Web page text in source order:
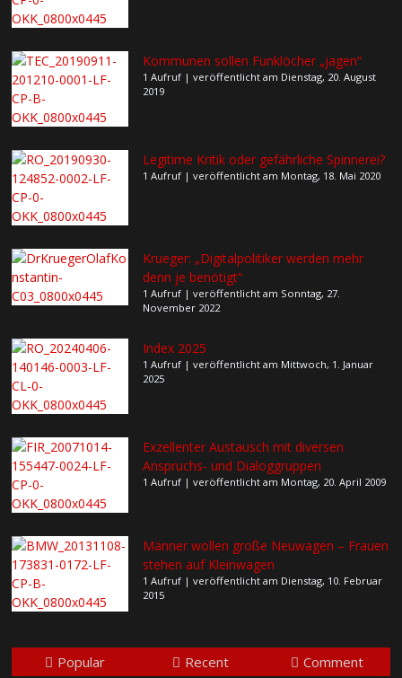
Kommunen sollen Funklöcher „jagen“
1 Aufruf |veröffentlicht am Dienstag, 20. August
2019
Legitime Kritik oder gefährliche Spinnerei?
1 Aufruf |veröffentlicht am Montag, 18. Mai 2020
Krueger: „Digitalpolitiker werden mehr
denn je benötigt“
1 Aufruf |veröffentlicht am Sonntag, 27.
November 2022
Index 2025
1 Aufruf |veröffentlicht am Mittwoch, 1. Januar
2025
Exzellenter Austausch mit diversen
Anspruchs- und Dialoggruppen
1 Aufruf |veröffentlicht am Montag, 20. April 2009
Männer wollen große Neuwagen – Frauen
stehen auf Kleinwagen
1 Aufruf |veröffentlicht am Dienstag, 10. Februar
2015
Popular Recent Comment